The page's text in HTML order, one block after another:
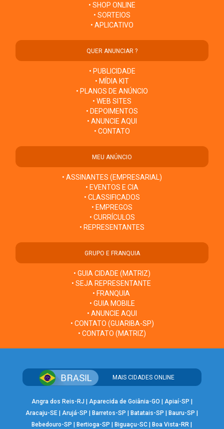
• SHOP ONLINE
• SORTEIOS
• APLICATIVO
QUER ANUNCIAR ?
• PUBLICIDADE
• MÍDIA KIT
• PLANOS DE ANÚNCIO
• WEB SITES
• DEPOIMENTOS
• ANUNCIE AQUI
• CONTATO
MEU ANÚNCIO
• ASSINANTES (EMPRESARIAL)
• EVENTOS E CIA
• CLASSIFICADOS
• EMPREGOS
• CURRÍCULOS
• REPRESENTANTES
GRUPO E FRANQUIA
• GUIA CIDADE (MATRIZ)
• SEJA REPRESENTANTE
• FRANQUIA
• GUIA MOBILE
• ANUNCIE AQUI
• CONTATO (GUARIBA-SP)
• CONTATO (MATRIZ)
MAIS CIDADES ONLINE
Angra dos Reis-RJ Aparecida de Goiânia-GO Apiaí-SP
Aracaju-SE |Arujá-SP Barretos-SP Batatais-SP Bauru-SP
Bebedouro-SP
Bertioga-SP Biguaçu-SC Boa Vista-RR